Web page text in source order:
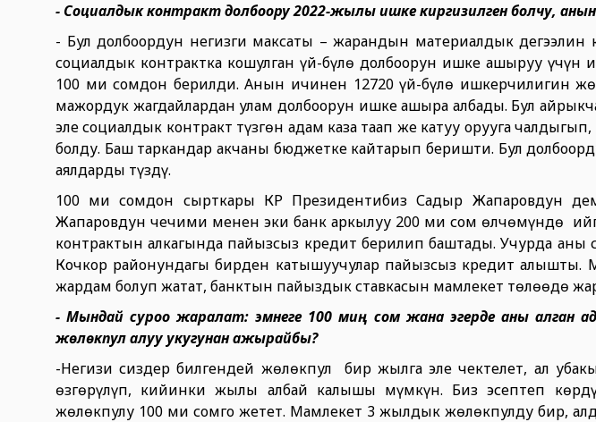
- Социалдык контракт долбоору 2022-жылы ишке киргизилген болчу,
- Бул долбоордун негизги максаты – жарандын материалдык деңгээлин
социалдык контрактка кошулган үй-бүлө долбоорун ишке ашыруу үчүн
100 миң сомдон берилди. Анын ичинен 12720 үй-бүлө ишкерчилигин
мажордук жагдайлардан улам долбоорун ишке ашыра албады. Бул
эле социалдык контракт түзгөн адам каза таап же катуу орууга
болду. Баш таркандар акчаны бюджетке кайтарып беришти. Бул
аялдарды түздү.
100 миң сомдон сырткары КР Президентибиз Садыр Жапаровдун
Жапаровдун чечими менен эки банк аркылуу 200 миң сом өлчөмүндө
контрактын алкагында пайызсыз кредит берилип баштады. Учурда аны
Кочкор районундагы бирден катышуучулар пайызсыз кредит алышты.
жардам болуп жатат, банктын пайыздык ставкасын мамлекет төлөөдө
- Мындай суроо жаралат: эмнеге 100 миң сом жана эгерде аны алган
жөлөкпул алуу укугунан ажырайбы?
-Негизи сиздер билгендей жөлөкпул бир жылга эле чектелет, ал
өзгөрүлүп, кийинки жылы албай калышы мүмкүн. Биз эсептеп
жөлөкпулу 100 миң сомго жетет. Мамлекет 3 жылдык жөлөкпулду бир,